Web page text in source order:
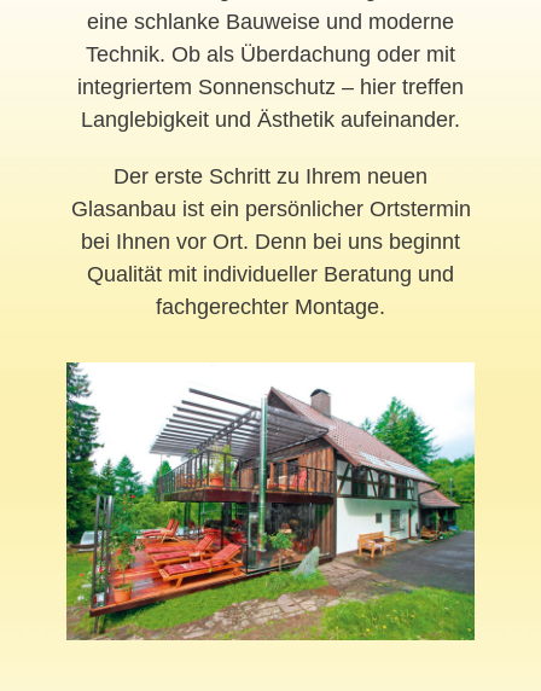
eine schlanke Bauweise und moderne
Technik. Ob als Überdachung oder mit
integriertem Sonnenschutz – hier treffen
Langlebigkeit und Ästhetik aufeinander.
Der erste Schritt zu Ihrem neuen
Glasanbau ist ein persönlicher Ortstermin
bei Ihnen vor Ort. Denn bei uns beginnt
Qualität mit individueller Beratung und
fachgerechter Montage.